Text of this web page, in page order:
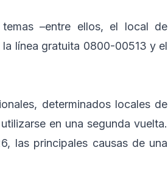
–entre ellos, el local de
línea gratuita 0800-00513 y el
determinados locales de
en una segunda vuelta.
las principales causas de una